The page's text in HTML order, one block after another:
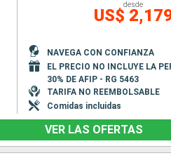
desde
US$
NAVEGA CON CONFIANZA
EL PRECIO NO INCLUYE LA
30% DE AFIP - RG 5463
TARIFA NO REEMBOLSABLE
Comidas incluidas
VER LAS OFERTAS